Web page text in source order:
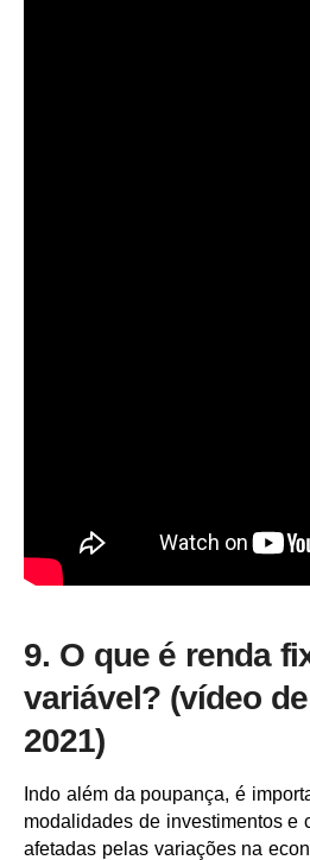
9. O que é renda
variável? (vídeo
2021)
Indo além da poupança, é
modalidades de investimentos e
afetadas pelas variações na